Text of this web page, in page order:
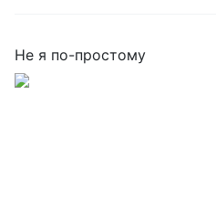
Не я по-простому